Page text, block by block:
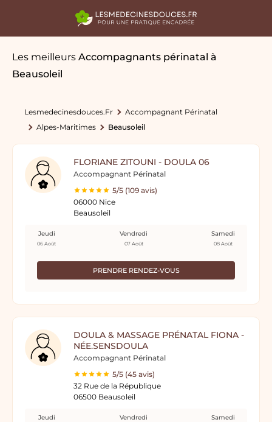
Les meilleurs Accompagnants périnatal à
Beausoleil
Lesmedecinesdouces.fr
Accompagnant Périnatal
Alpes-Maritimes
Beausoleil
FLORIANE ZITOUNI - DOULA 06
Accompagnant Périnatal
5/5 (109 avis)
06000 Nice
Beausoleil
PRENDRE RENDEZ-VOUS
Jeudi
06 Août
Vendredi
07 Août
Samedi
08 Août
DOULA & MASSAGE PRÉNATAL FIONA -
NÉE.SENSDOULA
Accompagnant Périnatal
5/5 (45 avis)
32 Rue de la République
06500 Beausoleil
Jeudi Vendredi Samedi